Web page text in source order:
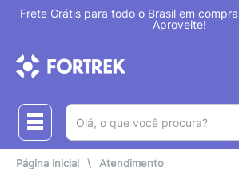
o Brasil em compras acima de R$ 100!
(pesquisar)
Página Inicial \ Atendimento